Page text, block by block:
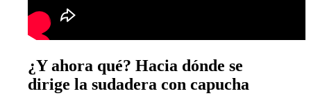
¿Y ahora qué? Hacia dónde se
dirige la sudadera con capucha